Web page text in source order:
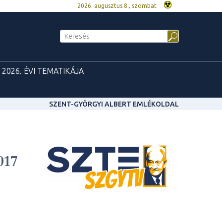
2026. augusztus 8., szombat
2026. ÉVI TEMATIKÁJA
SZENT-GYÖRGYI ALBERT EMLÉKOLDAL